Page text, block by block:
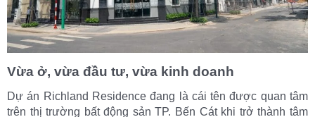
Vừa ở, vừa đầu tư, vừa kinh doanh
Dự án Richland Residence đang là cái tên được quan tâm
trên thị trường bất động sản TP. Bến Cát khi trở thành tâm